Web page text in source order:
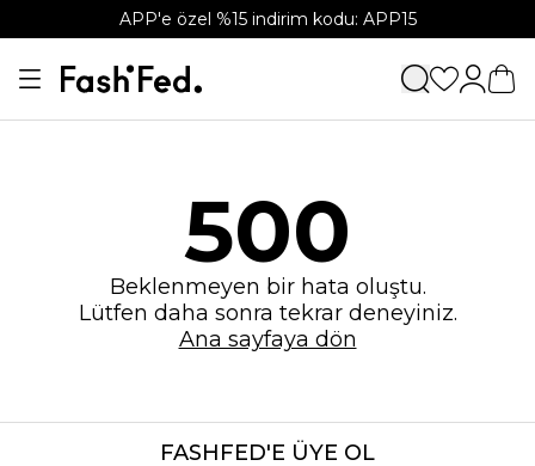
APP'e özel %15 indirim kodu: APP15
500
Beklenmeyen bir hata oluştu.
Lütfen daha sonra tekrar deneyiniz.
Ana sayfaya dön
FASHFED'E ÜYE OL